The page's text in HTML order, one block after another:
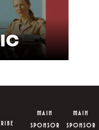
MAIN
SPONSOR
MAIN
SPONSOR